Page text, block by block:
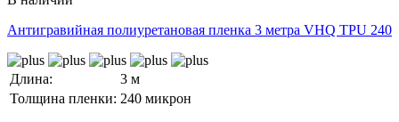
Антигравийная полиуретановая пленка 3 метра VHQ TPU 240
Длина:
3 м
Толщина пленки: 240 микрон